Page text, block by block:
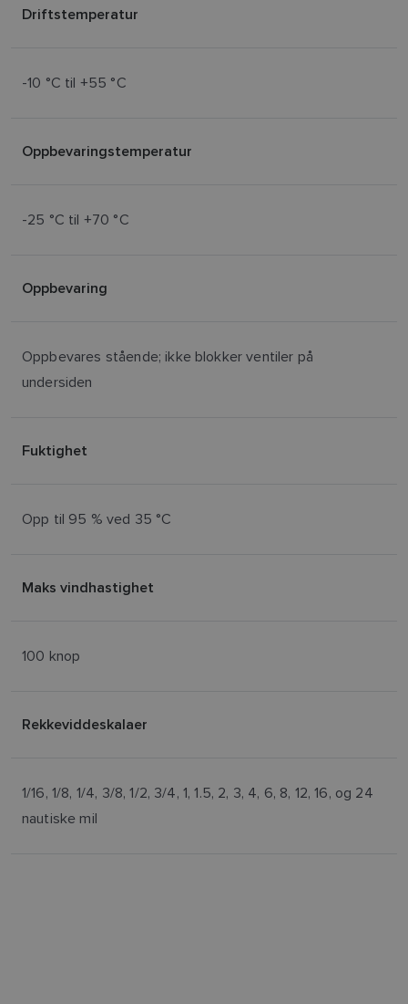
Driftstemperatur
-10 °C til +55 °C
Oppbevaringstemperatur
-25 °C til +70 °C
Oppbevaring
Oppbevares stående; ikke blokker ventiler på
undersiden
Fuktighet
Opp til 95 % ved 35 °C
Maks vindhastighet
100 knop
Rekkeviddeskalaer
1/16, 1/8, 1/4, 3/8, 1/2, 3/4, 1, 1.5, 2, 3, 4, 6, 8, 12, 16, og 24
nautiske mil